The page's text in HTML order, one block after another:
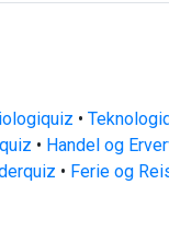
•
• Handel og
• Ferie og